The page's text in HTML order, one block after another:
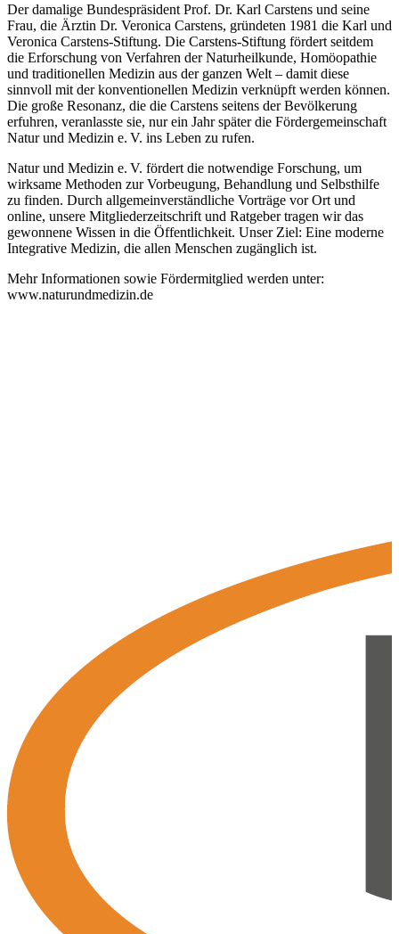
Der damalige Bundespräsident Prof. Dr. Karl Carstens und seine
Frau, die Ärztin Dr. Veronica Carstens, gründeten 1981 die Karl und
Veronica Carstens-Stiftung. Die Carstens-Stiftung fördert seitdem
die Erforschung von Verfahren der Naturheilkunde, Homöopathie
und traditionellen Medizin aus der ganzen Welt – damit diese
sinnvoll mit der konventionellen Medizin verknüpft werden können.
Die große Resonanz, die die Carstens seitens der Bevölkerung
erfuhren, veranlasste sie, nur ein Jahr später die Fördergemeinschaft
Natur und Medizin e. V. ins Leben zu rufen.
Natur und Medizin e. V. fördert die notwendige Forschung, um
wirksame Methoden zur Vorbeugung, Behandlung und Selbsthilfe
zu finden. Durch allgemeinverständliche Vorträge vor Ort und
online, unsere Mitgliederzeitschrift und Ratgeber tragen wir das
gewonnene Wissen in die Öffentlichkeit. Unser Ziel: Eine moderne
Integrative Medizin, die allen Menschen zugänglich ist.
Mehr Informationen sowie Fördermitglied werden unter:
www.naturundmedizin.de